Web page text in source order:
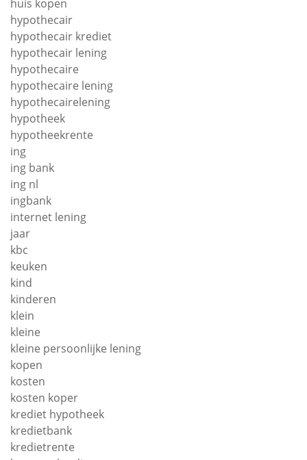
huis kopen
hypothecair
hypothecair krediet
hypothecair lening
hypothecaire
hypothecaire lening
hypothecairelening
hypotheek
hypotheekrente
ing
ing bank
ing nl
ingbank
internet lening
jaar
kbc
keuken
kind
kinderen
klein
kleine
kleine persoonlijke lening
kopen
kosten
kosten koper
krediet hypotheek
kredietbank
kredietrente